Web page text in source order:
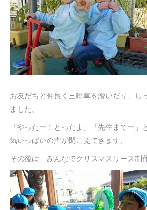
お友だちと仲良く三輪車を漕いだり、し
ました。
「やったー！とったよ」「先生まてー」
気いっぱいの声が聞こえてきます。
その後は、みんなでクリスマスリース制